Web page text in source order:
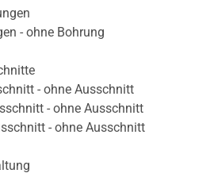
- ohne Bohrung
- ohne Ausschnitt
- ohne Ausschnitt
- ohne Ausschnitt